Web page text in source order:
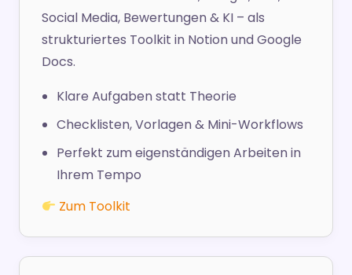
Social Media, Bewertungen & KI – als
strukturiertes Toolkit in Notion und Google
Docs.
Klare Aufgaben statt Theorie
Checklisten, Vorlagen & Mini-Workflows
Perfekt zum eigenständigen Arbeiten in
Ihrem Tempo
Zum Toolkit